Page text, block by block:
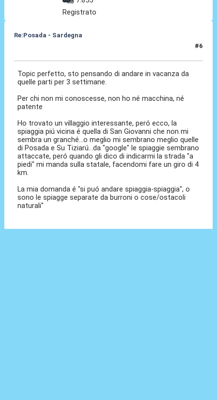
Registrato
Re:Posada - Sardegna
#6
Topic perfetto, sto pensando di andare in vacanza da
quelle parti per 3 settimane.
Per chi non mi conoscesse, non ho né macchina, né
patente
Ho trovato un villaggio interessante, peró ecco, la
spiaggia piú vicina é quella di San Giovanni che non mi
sembra un granché...o meglio mi sembrano meglio quelle
di Posada e Su Tiziarú...da "google" le spiaggie sembrano
attaccate, peró quando gli dico di indicarmi la strada "a
piedi" mi manda sulla statale, facendomi fare un giro di 4
km.
La mia domanda é "si puó andare spiaggia-spiaggia", o
sono le spiagge separate da burroni o cose/ostacoli
naturali"